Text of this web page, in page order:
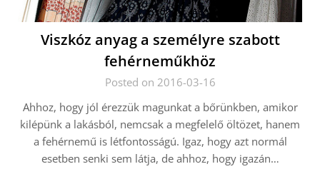
Viszkóz anyag a személyre szabott
fehérneműkhöz
Posted on 2016-03-16
Ahhoz, hogy jól érezzük magunkat a bőrünkben, amikor
kilépünk a lakásból, nemcsak a megfelelő öltözet, hanem
a fehérnemű is létfontosságú. Igaz, hogy azt normál
esetben senki sem látja, de ahhoz, hogy igazán…